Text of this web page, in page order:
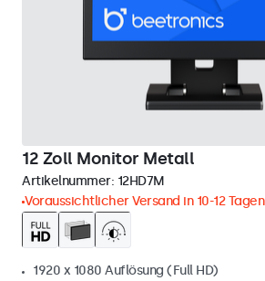
12 Zoll Monitor Metall
Artikelnummer: 12HD7M
Voraussichtlicher Versand in 10-12 Tagen
1920 x 1080 Auflösung (Full HD)